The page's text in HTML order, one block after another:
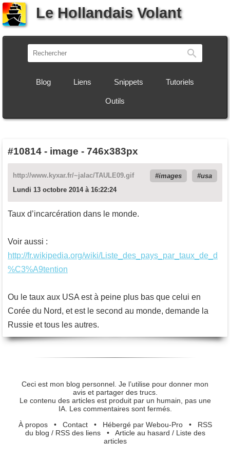
Le Hollandais Volant
Blog Liens Snippets Tutoriels
Outils
#10814 - image - 746x383px
http://www.kyxar.fr/~jalac/TAULE09.gif images
usa
Lundi 13 octobre 2014 à 16:22:24
Taux d’incarcération dans le monde.
Voir aussi :
http://fr.wikipedia.org/wiki/Liste_des_pays_par_taux_de_d
%C3%A9tention
Ou le taux aux USA est à peine plus bas que celui en
Corée du Nord, et est le second au monde, demande la
Russie et tous les autres.
Ceci est mon blog personnel. Je l’utilise pour donner mon
avis et partager des trucs.
Le contenu des articles est produit par un humain, pas une
IA. Les commentaires sont fermés.
À propos• Contact• Hébergé par Webou-Pro• RSS
du blog / RSS des liens• Article au hasard / Liste des
articles